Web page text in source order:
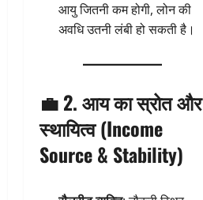
आयु जितनी कम होगी, लोन की
अवधि उतनी लंबी हो सकती है।
💼 2. आय का स्रोत और
स्थायित्व (Income
Source & Stability)